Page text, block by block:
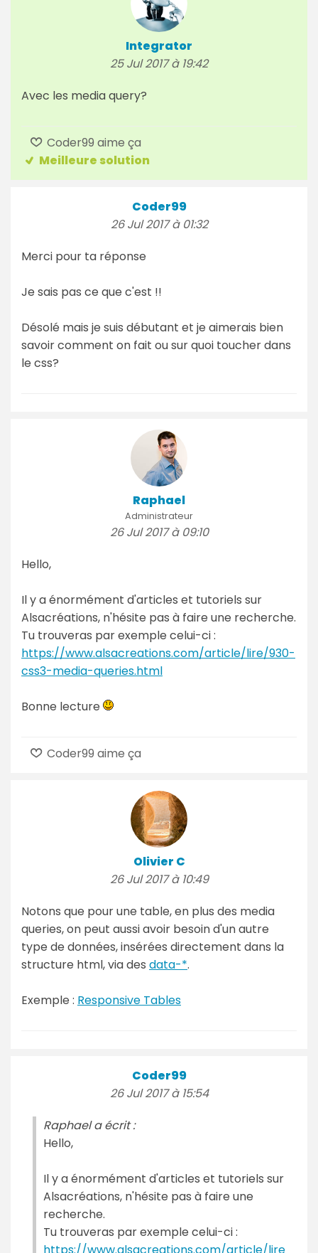
Integrator
25 Jul 2017 à 19:42
Avec les media query?
Coder99 aime ça
Meilleure solution
Coder99
26 Jul 2017 à 01:32
Merci pour ta réponse
Je sais pas ce que c'est !!
Désolé mais je suis débutant et je aimerais bien
savoir comment on fait ou sur quoi toucher dans
le css?
Raphael
Administrateur
26 Jul 2017 à 09:10
Hello,
Il y a énormément d'articles et tutoriels sur
Alsacréations, n'hésite pas à faire une recherche.
Tu trouveras par exemple celui-ci :
https://www.alsacreations.com/article/lire/930-
css3-media-queries.html
Bonne lecture
Coder99 aime ça
Olivier C
26 Jul 2017 à 10:49
Notons que pour une table, en plus des media
queries, on peut aussi avoir besoin d'un autre
type de données, insérées directement dans la
structure html, via des data-*.
Exemple : Responsive Tables
Coder99
26 Jul 2017 à 15:54
Raphael a écrit :
Hello,
Il y a énormément d'articles et tutoriels sur
Alsacréations, n'hésite pas à faire une
recherche.
Tu trouveras par exemple celui-ci :
https://www.alsacreations.com/article/lire